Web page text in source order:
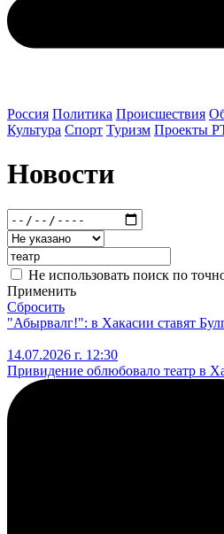
Россия Политика Происшествия
Культура Спорт Туризм Проекты
Новости
Не использовать поиск по
Применить
Сбросить
"Абырвалг!": в Хакасии ставят
14.07.2026 г. 12:30
Привидение облюбовало театр в